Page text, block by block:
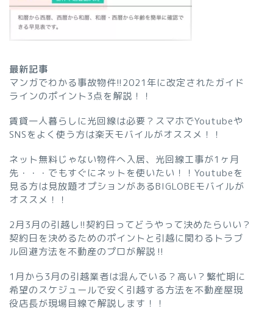
最新記事
マンガでわかる事故物件!!2021年に改定されたガイド
ラインのポイント3点を解説！！
賃貸一人暮らしに光回線は必要？スマホでYoutubeや
SNSをよく使う方は楽天モバイルがオススメ！！
ネット無料じゃない物件へ入居、光回線工事が1ヶ月
先・・・でもすぐにネットを使いたい！！Youtubeを
見る方は見放題オプションがあるBIGLOBEモバイルが
オススメ！！
2月3月の引越し!!契約日ってどうやって決めたらいい？
契約日を決めるためのポイントと引越に関わるトラブ
ル回避方法を不動産のプロが解説‼︎
1月から3月の引越業者は混んでいる？高い？繁忙期に
希望のスケジュールで安く引越する方法を不動産屋現
役店長が現場目線で解説します！！